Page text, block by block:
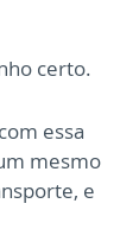
certo.
essa
mesmo
e